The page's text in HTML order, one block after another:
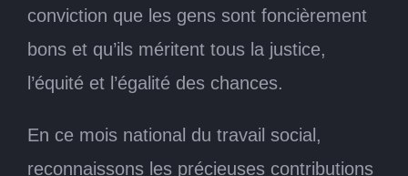
conviction que les gens sont foncièrement
bons et qu’ils méritent tous la justice,
l’équité et l’égalité des chances.
En ce mois national du travail social,
reconnaissons les précieuses contributions